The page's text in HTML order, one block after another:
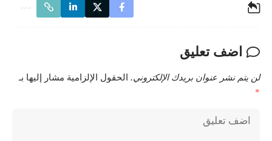
اضف تعليق
لن يتم نشر عنوان بريدك الإلكتروني. الحقول الإلزامية مشار إليها بـ
*